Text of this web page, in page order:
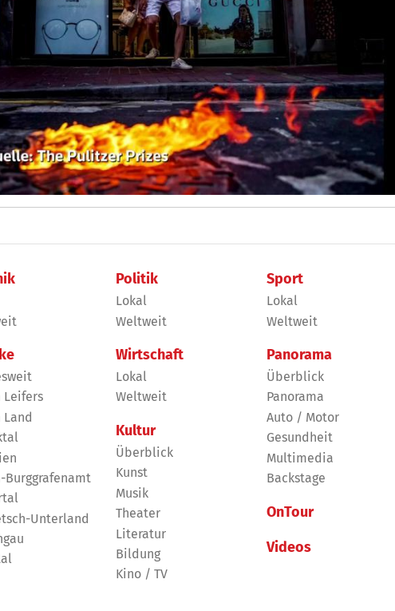
Leifers
Land
Burggrafenamt
Unterland
Politik
Lokal
Weltweit
Wirtschaft
Lokal
Weltweit
Kultur
Überblick
Kunst
Musik
Theater
Literatur
Bildung
Kino / TV
Sport
Lokal
Weltweit
Panorama
Überblick
Panorama
Auto / Motor
Gesundheit
Multimedia
Backstage
OnTour
Videos